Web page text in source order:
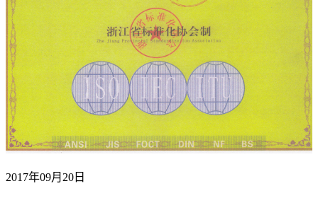
2017年09月20日